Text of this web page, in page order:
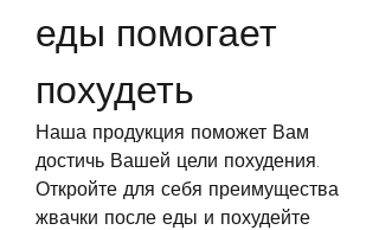
еды помогает
похудеть
Наша продукция поможет Вам
достичь Вашей цели похудения.
Откройте для себя преимущества
жвачки после еды и похудейте